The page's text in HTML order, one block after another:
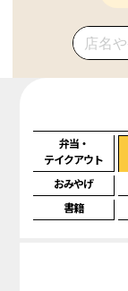
弁当・
テイクアウト
おみやげ
書籍